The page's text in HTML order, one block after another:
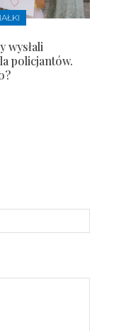
wysłali
policjantów.